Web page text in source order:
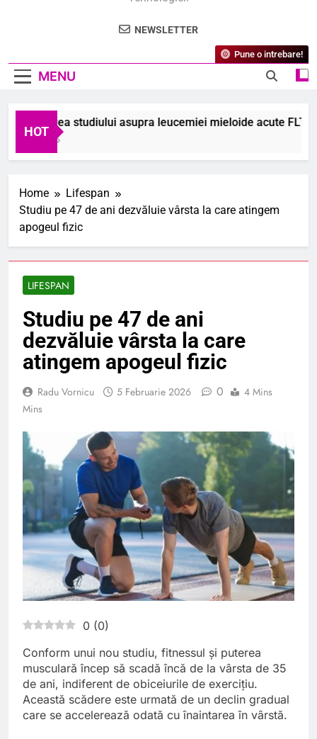
NEWSLETTER
MENU
Pune o intrebare!
HOT
studiului asupra leucemiei mieloide acute FLT3-
2026
Home
Lifespan
Studiu pe 47 de ani dezvăluie vârsta la care atingem
apogeul fizic
LIFESPAN
Studiu pe 47 de ani
dezvăluie vârsta la care
atingem apogeul fizic
Radu Vornicu 5 Februarie 2026 0
4 Mins
Mins
0 (0)
Conform unui nou studiu, fitnessul și puterea
musculară încep să scadă încă de la vârsta de 35
de ani, indiferent de obiceiurile de exercițiu.
Această scădere este urmată de un declin gradual
care se accelerează odată cu înaintarea în vârstă.